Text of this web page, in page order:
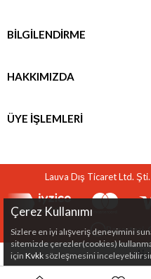
BİLGİLENDİRME
HAKKIMIZDA
ÜYE İŞLEMLERİ
Lauva Dış Ticaret Ltd.
Pazartesi-
Çerez Kullanımı
Sizlere en iyi alışveriş deneyimini
sitemizde çerezler(cookies)
için Kvkk sözleşmesini